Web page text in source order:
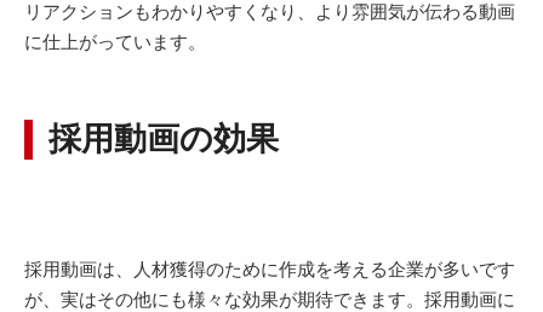
リアクションもわかりやすくなり、より雰囲気が伝わる動画
に仕上がっています。
採用動画の効果
採用動画は、人材獲得のために作成を考える企業が多いです
が、実はその他にも様々な効果が期待できます。採用動画に